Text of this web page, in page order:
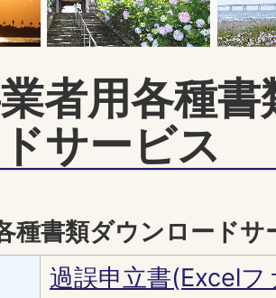
者用各種
サービス
種書類ダウンロードサ
過誤申立書(Excel